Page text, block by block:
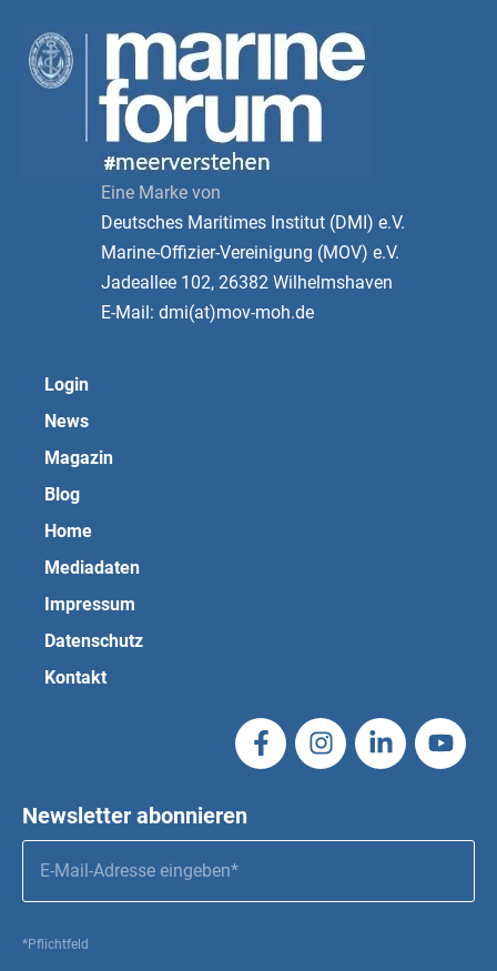
Eine Marke von
Deutsches Maritimes Institut (DMI) e.V.
Marine-Offizier-Vereinigung (MOV) e.V.
Jadeallee 102, 26382 Wilhelmshaven
E-Mail: dmi(at)mov-moh.de
Login
News
Magazin
Blog
Home
Mediadaten
Impressum
Datenschutz
Kontakt
Newsletter abonnieren
*Pflichtfeld